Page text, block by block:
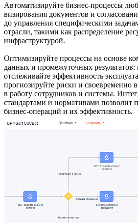
Автоматизируйте бизнес-процессы
визирования документов и
до управления специфическими
отрасли, такими как распределение
инфраструктурой.
Оптимизируйте процессы на основе
данных и промежуточных результатов:
отслеживайте эффективность
прогнозируйте риски и своевременно
в работу сотрудников и системы.
стандартами и нормативами позволит
бизнес-операций и их эффективность.